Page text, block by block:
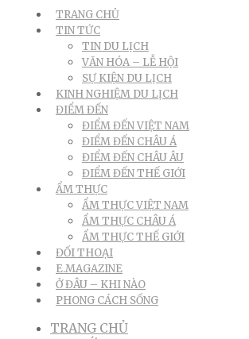
TRANG CHỦ
TIN TỨC
TIN DU LỊCH
VĂN HÓA – LỄ HỘI
SỰ KIỆN DU LỊCH
KINH NGHIỆM DU LỊCH
ĐIỂM ĐẾN
ĐIỂM ĐẾN VIỆT NAM
ĐIỂM ĐẾN CHÂU Á
ĐIỂM ĐẾN CHÂU ÂU
ĐIỂM ĐẾN THẾ GIỚI
ẨM THỰC
ẨM THỰC VIỆT NAM
ẨM THỰC CHÂU Á
ẨM THỰC THẾ GIỚI
ĐỐI THOẠI
E.MAGAZINE
Ở ĐÂU – KHI NÀO
PHONG CÁCH SỐNG
TRANG CHỦ